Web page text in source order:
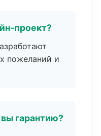
проект?
пожеланий и
гарантию?